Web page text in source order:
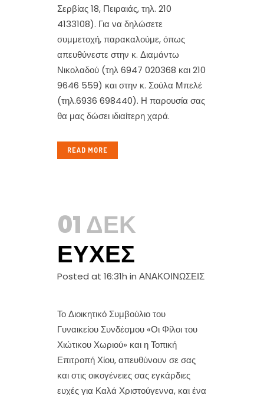
Σερβίας 18, Πειραιάς, τηλ. 210
4133108). Για να δηλώσετε
συμμετοχή, παρακαλούμε, όπως
απευθύνεστε στην κ. Διαμάντω
Νικολαδού (τηλ 6947 020368 και 210
9646 559) και στην κ. Σούλα Μπελέ
(τηλ.6936 698440). Η παρουσία σας
θα μας δώσει ιδιαίτερη χαρά.
READ MORE
01 ΔΕΚ
ΕΥΧΈΣ
Posted at 16:31h in ΑΝΑΚΟΙΝΩΣΕΙΣ
Το Διοικητικό Συμβούλιο του
Γυναικείου Συνδέσμου «Οι Φίλοι του
Χιώτικου Χωριού» και η Τοπική
Επιτροπή Χίου, απευθύνουν σε σας
και στις οικογένειες σας εγκάρδιες
ευχές για Καλά Χριστούγεννα, και ένα